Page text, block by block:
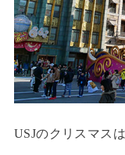
USJのクリスマス